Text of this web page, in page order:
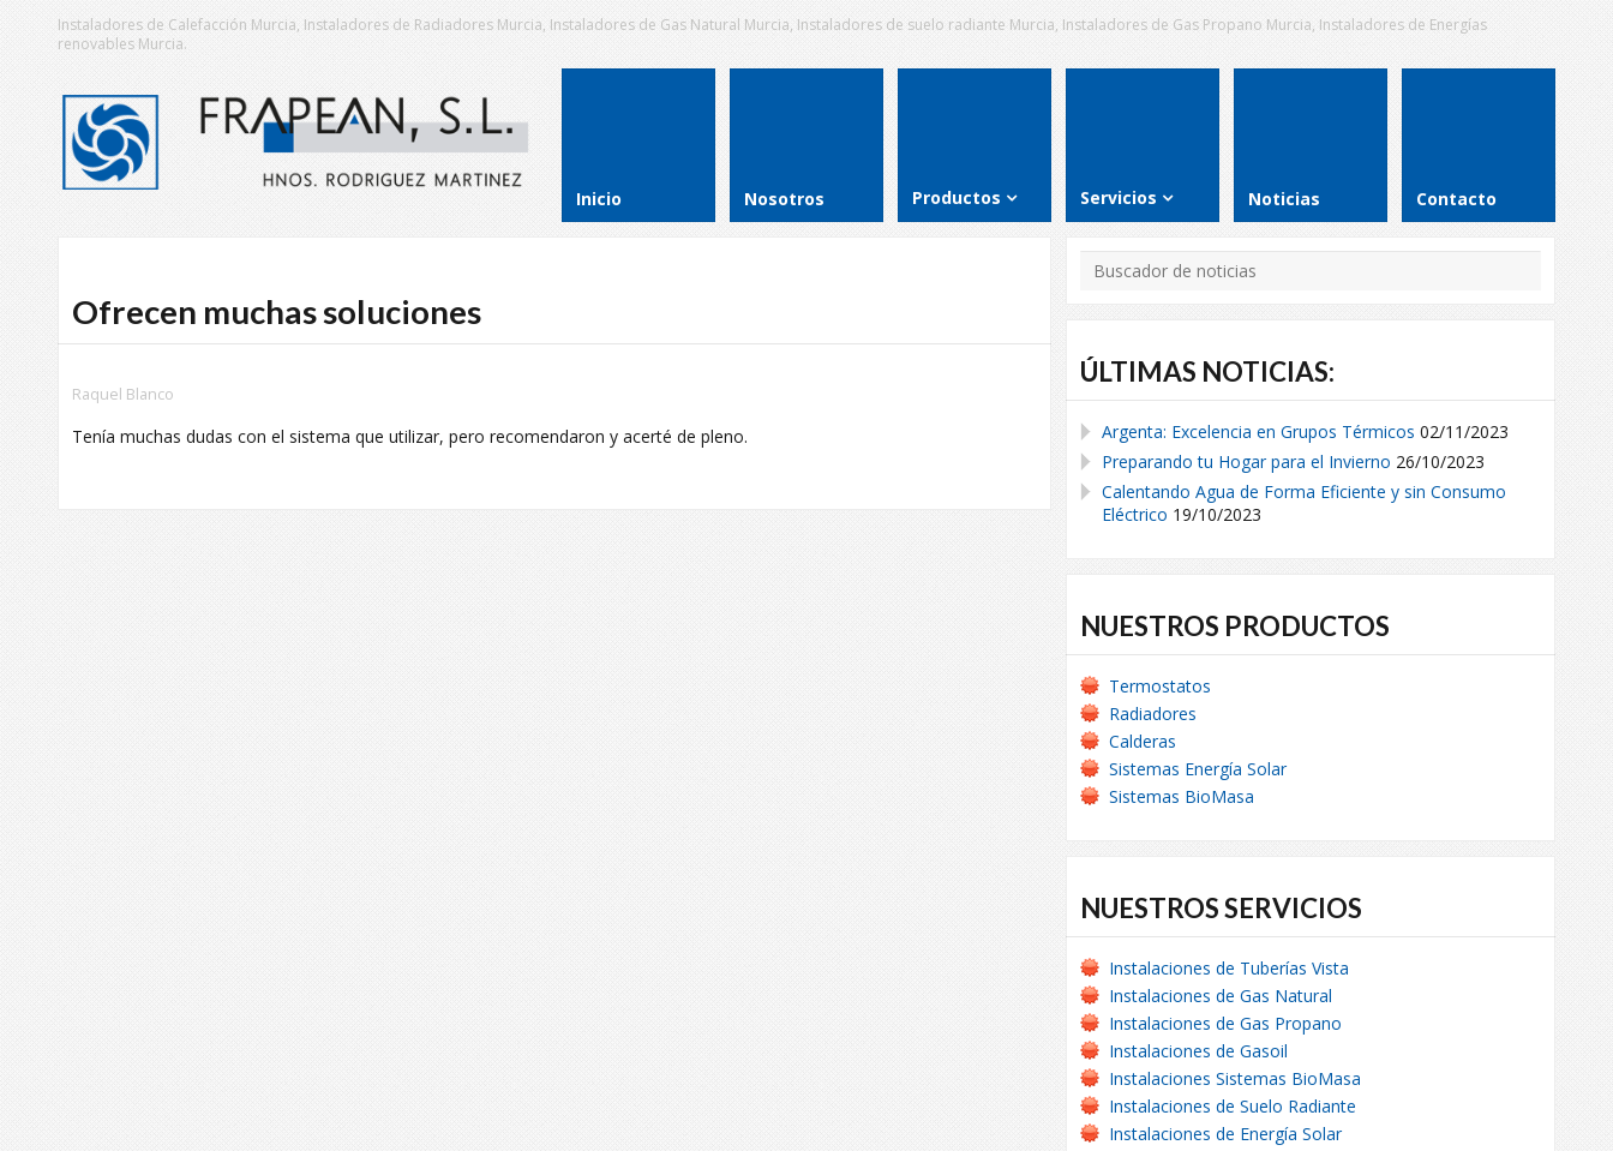
Instaladores de Calefacción Murcia, Instaladores de Radiadores Murcia, Instaladores de Gas Natural Murcia, Instaladores de suelo radiante Murcia, Instaladores de Gas Propano Murcia, Instaladores de Energías
renovables Murcia.
Inicio Nosotros Productos Servicios Noticias Contacto
Ofrecen muchas soluciones
Raquel Blanco
Tenía muchas dudas con el sistema que utilizar, pero recomendaron y acerté de pleno.
ÚLTIMAS NOTICIAS:
Argenta: Excelencia en Grupos Térmicos 02/11/2023
Preparando tu Hogar para el Invierno 26/10/2023
Calentando Agua de Forma Eficiente y sin Consumo
Eléctrico 19/10/2023
NUESTROS PRODUCTOS
Termostatos
Radiadores
Calderas
Sistemas Energía Solar
Sistemas BioMasa
NUESTROS SERVICIOS
Instalaciones de Tuberías Vista
Instalaciones de Gas Natural
Instalaciones de Gas Propano
Instalaciones de Gasoil
Instalaciones Sistemas BioMasa
Instalaciones de Suelo Radiante
Instalaciones de Energía Solar